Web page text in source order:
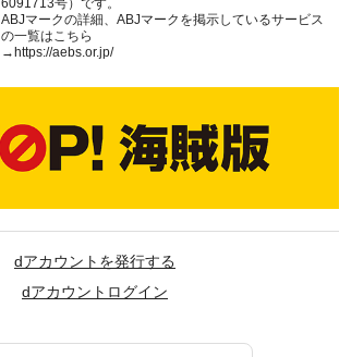
6091713号）です。
ABJマークの詳細、ABJマークを掲示しているサービス
の一覧はこちら
→ https://aebs.or.jp/
dアカウントを発行する
dアカウントログイン